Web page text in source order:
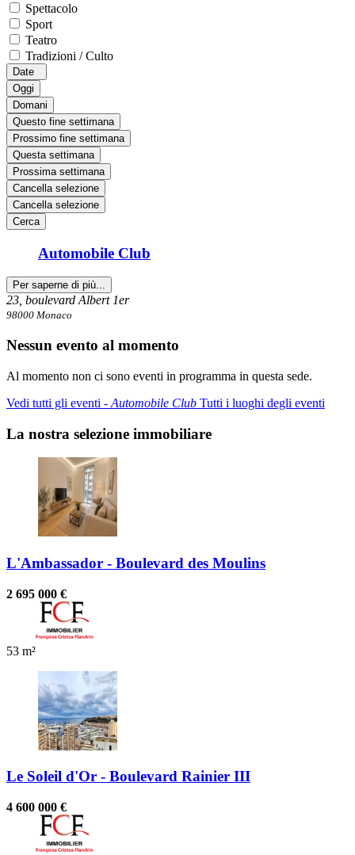
Spettacolo
Sport
Teatro
Tradizioni / Culto
Date
Oggi
Domani
Questo fine settimana
Prossimo fine settimana
Questa settimana
Prossima settimana
Cancella selezione
Cancella selezione
Cerca
Automobile Club
Per saperne di più...
23, boulevard Albert 1er
98000 Monaco
Nessun evento al momento
Al momento non ci sono eventi in programma in questa sede.
Vedi tutti gli eventi ‐ Automobile Club Tutti i luoghi degli eventi
La nostra selezione immobiliare
L'Ambassador - Boulevard des Moulins
2 695 000 €
53 m²
Le Soleil d'Or - Boulevard Rainier III
4 600 000 €